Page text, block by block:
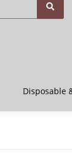
Disposable